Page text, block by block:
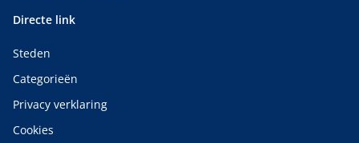
Directe link
Steden
Categorieën
Privacy verklaring
Cookies